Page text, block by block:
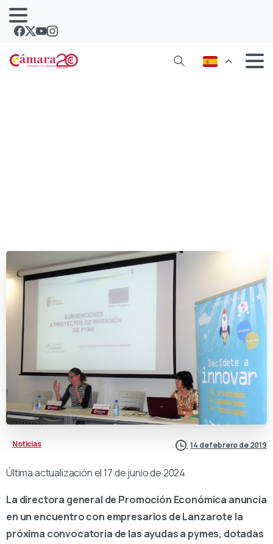
Noticias 14 de febrero de 2019
Última actualización el 17 de junio de 2024
La directora general de Promoción Económica anuncia
en un encuentro con empresarios de Lanzarote la
próxima convocatoria de las ayudas a pymes, dotadas